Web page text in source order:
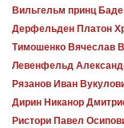
Вильгельм принц
Дерфельден Платон
Тимошенко Вячеслав
Левенфельд
Рязанов Иван
Дирин Никанор
Ристори Павел